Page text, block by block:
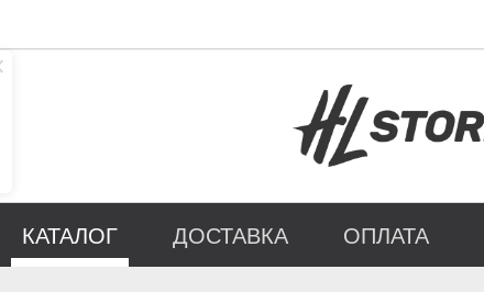
КАТАЛОГ ДОСТАВКА ОПЛАТА